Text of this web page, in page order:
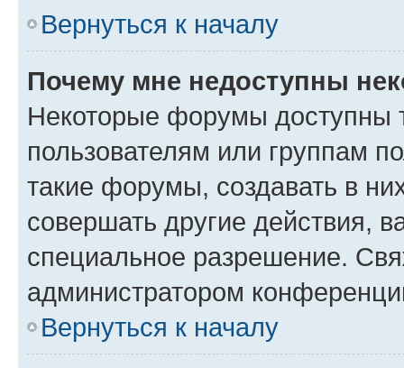
Вернуться к началу
Почему мне недоступны
Некоторые форумы доступны
пользователям или группам
такие форумы, создавать в
совершать другие действия,
специальное разрешение.
администратором
Вернуться к началу